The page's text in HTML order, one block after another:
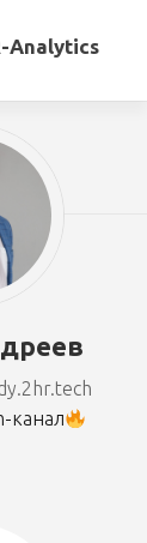
Analytics
канал